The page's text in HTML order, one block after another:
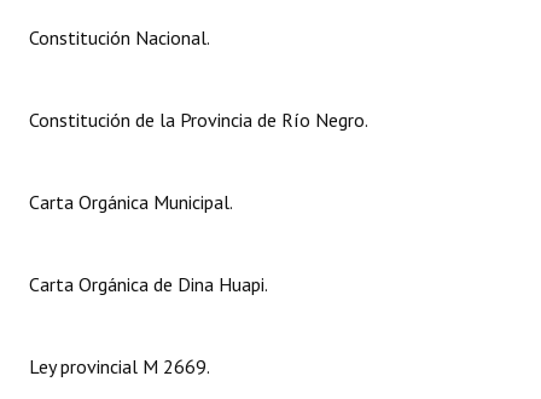
Digesto
DOCUMENTOS
Dictámenes Asesoría Letrada
Constitución Nacional.
Constitución de la Provincia de Río Negro.
Carta Orgánica Municipal.
Carta Orgánica de Dina Huapi.
Ley provincial M 2669.